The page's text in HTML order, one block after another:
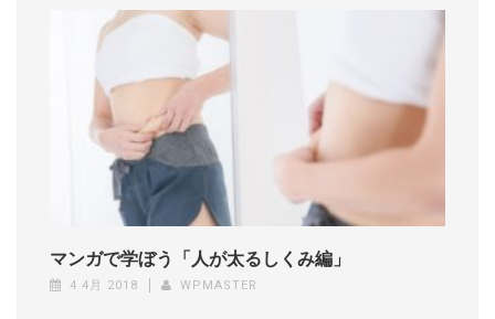
マンガで学ぼう「人が太るしくみ編」
4 4月 2018 WPMASTER